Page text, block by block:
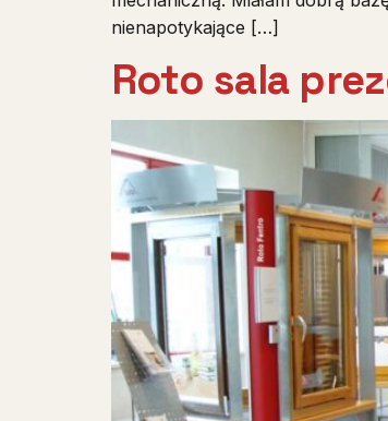
nienapotykające […]
Roto sala